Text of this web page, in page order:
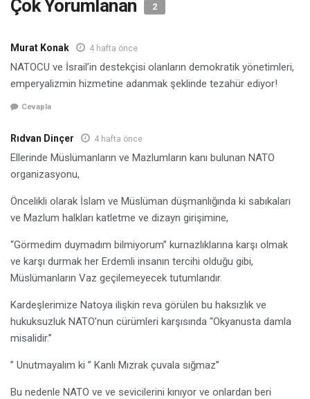
Çok Yorumlanan 2
Murat Konak 4 hafta önce
NATOCU ve İsrail’in destekçisi olanların demokratik yönetimleri,
emperyalizmin hizmetine adanmak şeklinde tezahür ediyor!
Cevapla
Rıdvan Dinçer 4 hafta önce
Ellerinde Müslümanların ve Mazlumların kanı bulunan NATO
organizasyonu,
Öncelikli olarak İslam ve Müslüman düşmanlığında ki sabıkaları
ve Mazlum halkları katletme ve dizayn girişimine,
“Görmedim duymadım bilmiyorum” kurnazlıklarına karşı olmak
ve karşı durmak her Erdemli insanın tercihi olduğu gibi,
Müslümanların Vaz geçilemeyecek tutumlarıdır.
Kardeşlerimize Natoya ilişkin reva görülen bu haksızlık ve
hukuksuzluk NATO’nun cürümleri karşısında “Okyanusta damla
misalidir.”
” Unutmayalım ki ” Kanlı Mızrak çuvala sığmaz”
Bu nedenle NATO ve ve sevicilerini kınıyor ve onlardan beri